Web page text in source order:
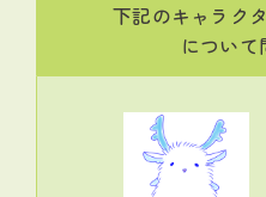
下記のキャラク
について